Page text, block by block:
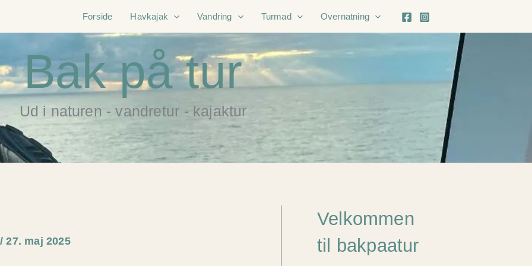
Forside Havkajak Vandring Turmad Overnatning
Bak på tur
Ud i naturen - vandretur - kajaktur
/27. maj 2025
Velkommen
til bakpaatur